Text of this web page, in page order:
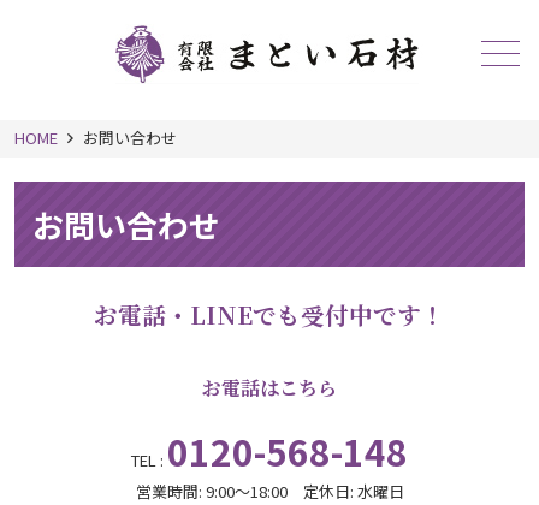
メニュー
HOME お問い合わせ
お問い合わせ
お電話・LINEでも受付中です！
お電話はこちら
TEL : 0120-568-148
営業時間: 9:00～18:00 定休日: 水曜日